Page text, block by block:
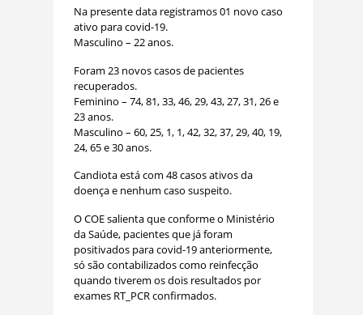
Na presente data registramos 01 novo caso
ativo para covid-19.
Masculino – 22 anos.
Foram 23 novos casos de pacientes
recuperados.
Feminino – 74, 81, 33, 46, 29, 43, 27, 31, 26 e
23 anos.
Masculino – 60, 25, 1, 1, 42, 32, 37, 29, 40, 19,
24, 65 e 30 anos.
Candiota está com 48 casos ativos da
doença e nenhum caso suspeito.
O COE salienta que conforme o Ministério
da Saúde, pacientes que já foram
positivados para covid-19 anteriormente,
só são contabilizados como reinfecção
quando tiverem os dois resultados por
exames RT_PCR confirmados.